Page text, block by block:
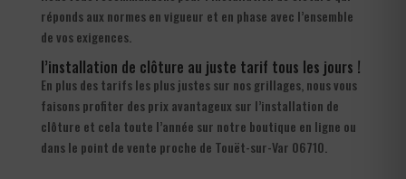
réponds aux normes en vigueur et en phase avec l’ensemble
de vos exigences.
l’installation de clôture au juste tarif tous les jours !
En plus des tarifs les plus justes sur nos grillages, nous vous
faisons profiter des prix avantageux sur l’installation de
clôture et cela toute l’année sur notre boutique en ligne ou
dans le point de vente proche de Touët-sur-Var 06710.